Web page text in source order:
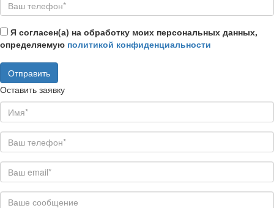
Я согласен(а) на обработку моих персональных данных,
определяемую политикой конфиденциальности
Оставить заявку